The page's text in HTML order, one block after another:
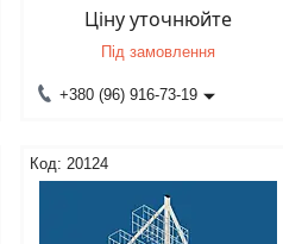
Ціну уточнюйте
Під замовлення
+380 (96) 916-73-19
20124